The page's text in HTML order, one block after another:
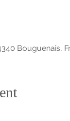
Bouguenais,